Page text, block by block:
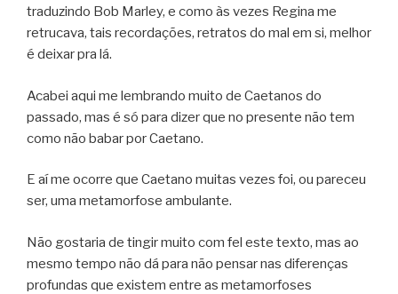
traduzindo Bob Marley, e como às vezes Regina me
retrucava, tais recordações, retratos do mal em si, melhor
é deixar pra lá.
Acabei aqui me lembrando muito de Caetanos do
passado, mas é só para dizer que no presente não tem
como não babar por Caetano.
E aí me ocorre que Caetano muitas vezes foi, ou pareceu
ser, uma metamorfose ambulante.
Não gostaria de tingir muito com fel este texto, mas ao
mesmo tempo não dá para não pensar nas diferenças
profundas que existem entre as metamorfoses